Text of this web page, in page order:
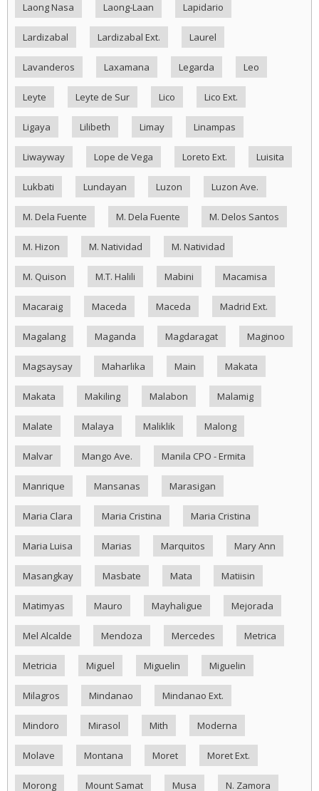
Laong Nasa Laong-Laan Lapidario
Lardizabal Lardizabal Ext. Laurel
Lavanderos Laxamana Legarda Leo
Leyte Leyte de Sur Lico Lico Ext.
Ligaya Lilibeth Limay Linampas
Liwayway Lope de Vega Loreto Ext. Luisita
Lukbati Lundayan Luzon Luzon Ave.
M. Dela Fuente M. Dela Fuente M. Delos Santos
M. Hizon M. Natividad M. Natividad
M. Quison M.T. Halili Mabini Macamisa
Macaraig Maceda Maceda Madrid Ext.
Magalang Maganda Magdaragat Maginoo
Magsaysay Maharlika Main Makata
Makata Makiling Malabon Malamig
Malate Malaya Maliklik Malong
Malvar Mango Ave. Manila CPO - Ermita
Manrique Mansanas Marasigan
Maria Clara Maria Cristina Maria Cristina
Maria Luisa Marias Marquitos Mary Ann
Masangkay Masbate Mata Matiisin
Matimyas Mauro Mayhaligue Mejorada
Mel Alcalde Mendoza Mercedes Metrica
Metricia Miguel Miguelin Miguelin
Milagros Mindanao Mindanao Ext.
Mindoro Mirasol Mith Moderna
Molave Montana Moret Moret Ext.
Morong Mount Samat Musa N. Zamora